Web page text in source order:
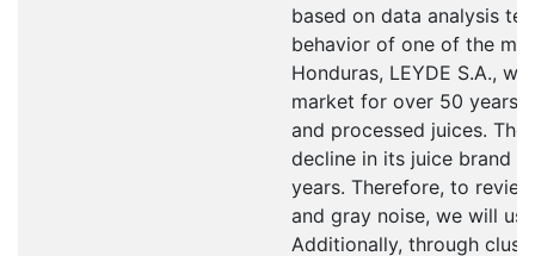
based on data analysis
behavior of one of the
Honduras, LEYDE S.A.,
market for over 50 years,
and processed juices.
decline in its juice brand
years. Therefore, to
and gray noise, we will
Additionally, through